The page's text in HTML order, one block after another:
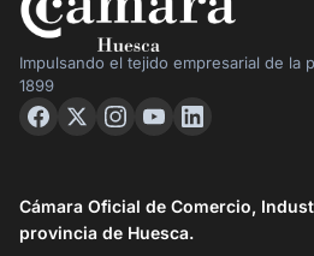
Impulsando el tejido empresarial de la
1899
Cámara Oficial de Comercio,
provincia de Huesca.